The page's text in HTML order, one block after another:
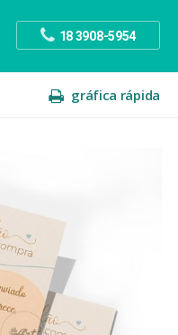
18 3908-5954
gráfica rápida